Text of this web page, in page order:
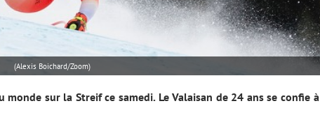
(Alexis Boichard/Zoom)
sur la Streif ce samedi. Le Valaisan de 24 ans se confie à